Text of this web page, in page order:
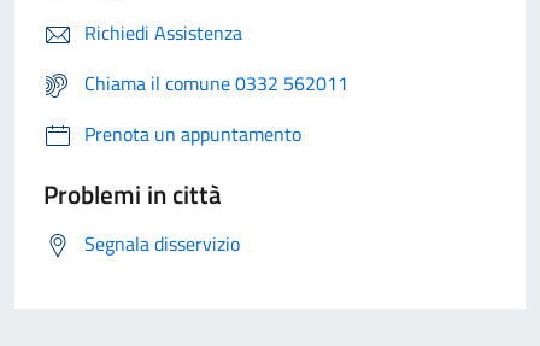
Richiedi Assistenza
Chiama il comune 0332 562011
Prenota un appuntamento
Problemi in città
Segnala disservizio